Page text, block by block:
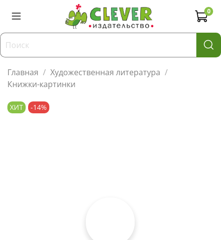
0
Главная
Художественная литература
Книжки-картинки
ХИТ -14%